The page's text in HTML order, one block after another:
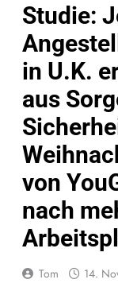
Studie:
in U.K.
aus
von
nach
Tom 14.